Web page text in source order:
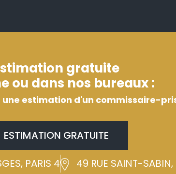
gratuite
ou dans nos bureaux :
une estimation d'un commissaire-
ESTIMATION GRATUITE
PARIS 4 49 RUE SAINT-SABIN,